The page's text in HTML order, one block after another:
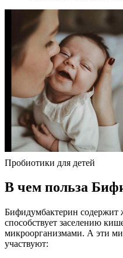
Пробиотики для детей
В чем польза
Бифидумбактерин
способствует заселению
микроорганизмами. А эти
участвуют: